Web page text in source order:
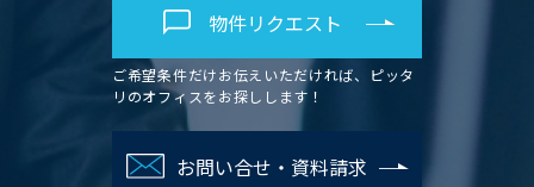
物件リクエスト
ご希望条件だけお伝えいただければ、ピッタ
リのオフィスをお探しします！
お問い合せ・資料請求